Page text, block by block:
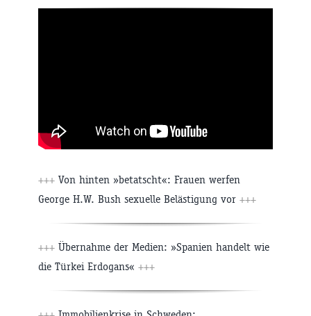
+++ Von hinten »betatscht«: Frauen werfen
George H.W. Bush sexuelle Belästigung vor +++
+++ Übernahme der Medien: »Spanien handelt wie
die Türkei Erdogans« +++